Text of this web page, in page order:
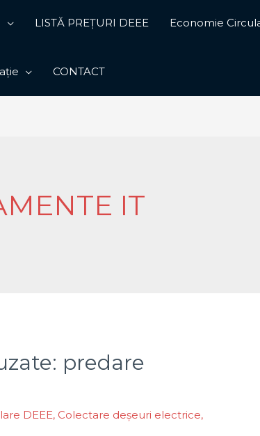
LISTĂ PREȚURI DEEE Economie
CONTACT
IT
predare
DEEE, Colectare deșeuri electrice,